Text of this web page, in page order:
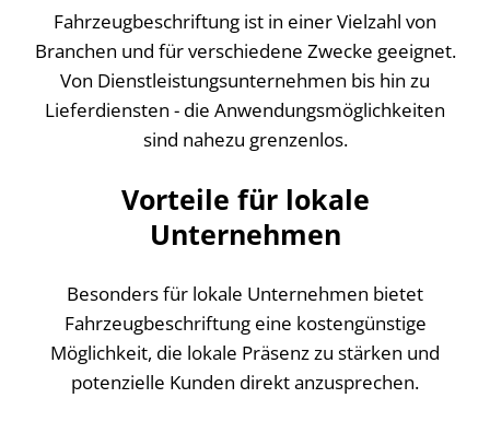
Fahrzeugbeschriftung ist in einer Vielzahl von
Branchen und für verschiedene Zwecke geeignet.
Von Dienstleistungsunternehmen bis hin zu
Lieferdiensten - die Anwendungsmöglichkeiten
sind nahezu grenzenlos.
Vorteile für lokale
Unternehmen
Besonders für lokale Unternehmen bietet
Fahrzeugbeschriftung eine kostengünstige
Möglichkeit, die lokale Präsenz zu stärken und
potenzielle Kunden direkt anzusprechen.